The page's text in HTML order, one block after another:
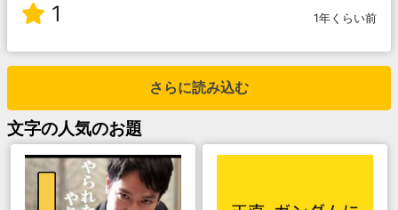
1 1年くらい前
さらに読み込む
文字の人気のお題